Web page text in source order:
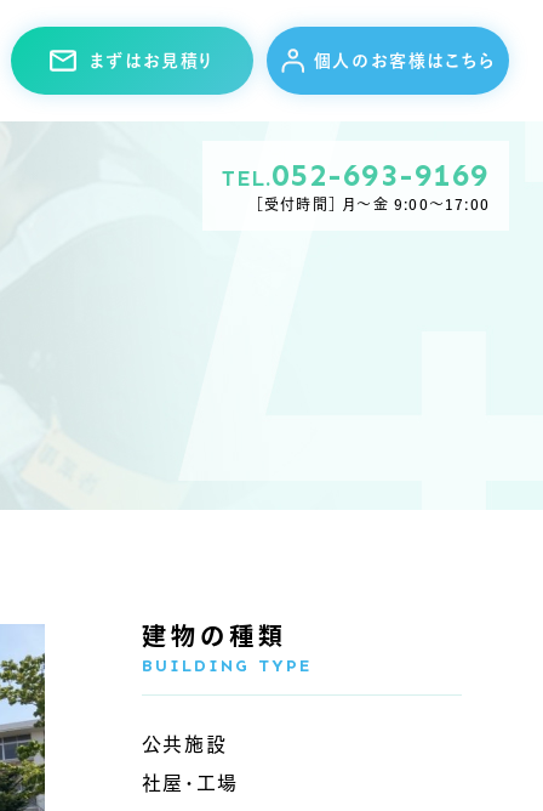
TEL.052-693-9169
［受付時間］ 月〜金 9:00〜17:00
まずはお見積り 個人のお客様はこちら
建物の種類
BUILDING TYPE
公共施設
社屋・工場